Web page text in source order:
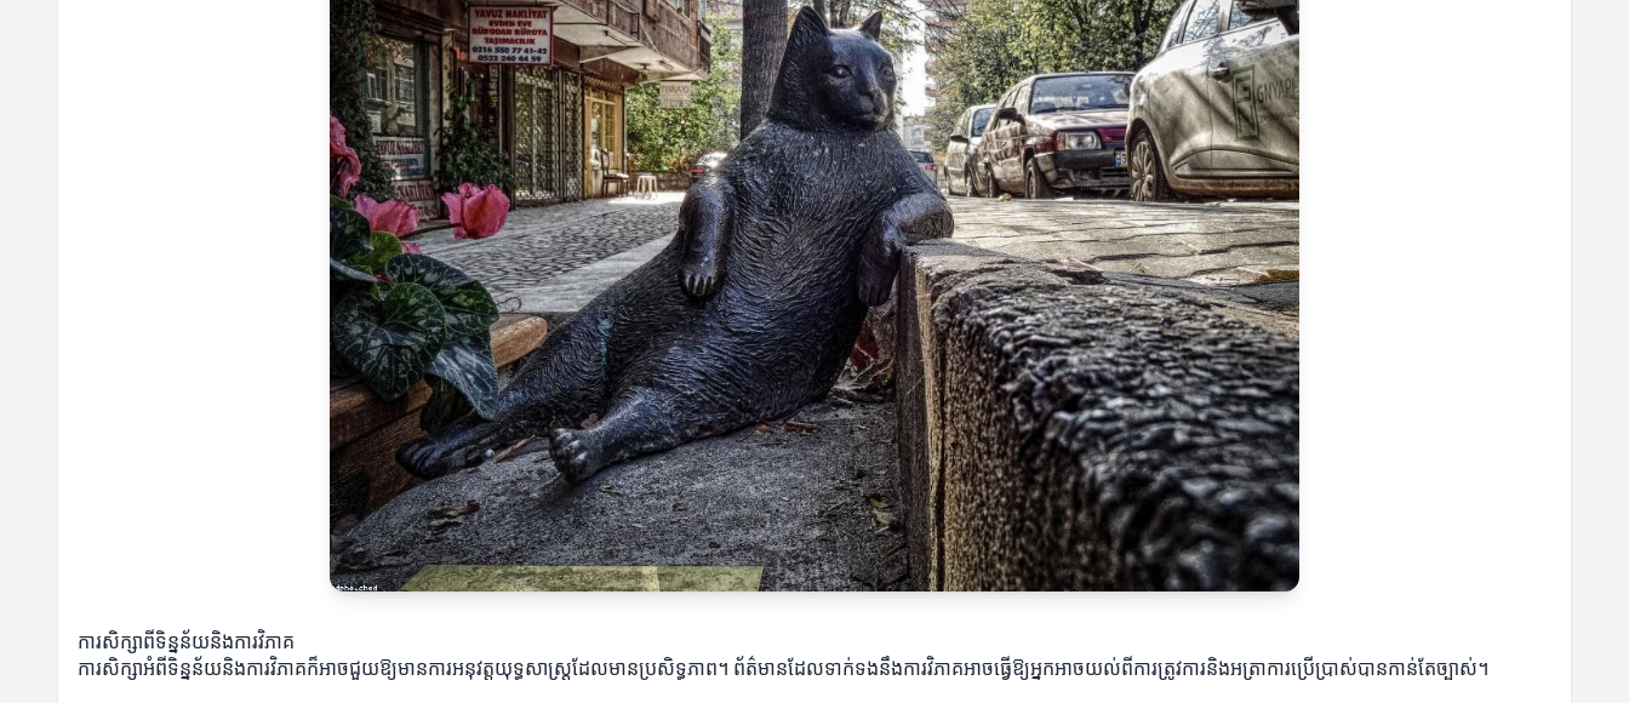
ការសិក្សាពីទិន្នន័យនិងការវិភាគ
ការសិក្សាអំពីទិន្នន័យនិងការវិភាគក៏អាចជួយឱ្យមានការអនុវត្តយុទ្ធសាស្ត្រដែលមានប្រសិទ្ធភាព។ ព័ត៌មានដែលទាក់ទងនឹងការវិភាគអាចធ្វើឱ្យអ្នកអាចយល់ពីការត្រូវការនិងអត្រាការប្រើប្រាស់បានកាន់តែច្បាស់។